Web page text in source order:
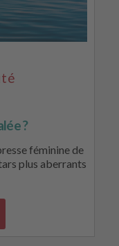
?
féminine de
plus aberrants